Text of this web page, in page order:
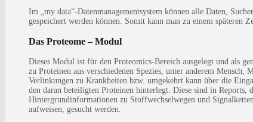
Im „my data“-Datenmanagementsystem können alle Daten,
gespeichert werden können. Somit kann man zu einem späteren
Das Proteome – Modul
Dieses Modul ist für den Proteomics-Bereich ausgelegt und als
zu Proteinen aus verschiedenen Spezies, unter anderem
Verlinkungen zu Krankheiten bzw. umgekehrt kann über die
den daran beteiligten Proteinen hinterlegt. Diese sind in Reports,
Hintergrundinformationen zu Stoffwechselwegen und
aufweisen, gesucht werden.